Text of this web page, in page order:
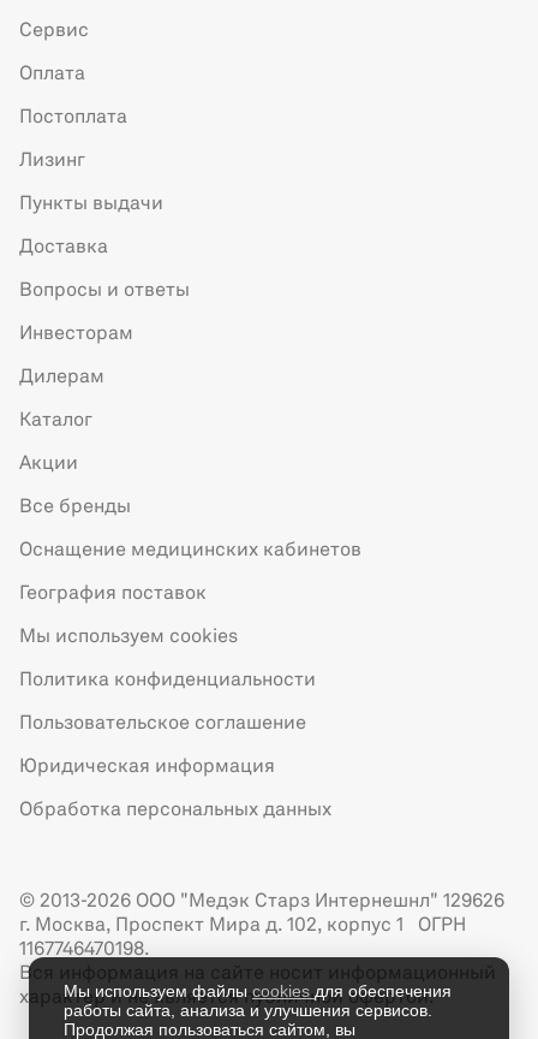
Сервис
Оплата
Постоплата
Лизинг
Пункты выдачи
Доставка
Вопросы и ответы
Инвесторам
Дилерам
Каталог
Акции
Все бренды
Оснащение медицинских кабинетов
География поставок
Мы используем cookies
Политика конфиденциальности
Пользовательское соглашение
Юридическая информация
Обработка персональных данных
© 2013-2026 ООО "Медэк Старз Интернешнл" 129626
г. Москва, Проспект Мира д. 102, корпус 1 ОГРН
1167746470198.
Вся информация на сайте носит информационный
характер и не является публичной офертой.
Мы используем файлыcookies для обеспечения
работы сайта, анализа и улучшения сервисов.
Продолжая пользоваться сайтом, вы